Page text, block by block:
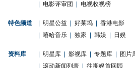
电影评审团 电视收视榜
特色频道 明星公益 好莱坞
香港电影
嘻哈音乐 独家 韩娱 日娱
资料库 明星库 影视库 专题库
图片
滚动新闻列表 往期娱首回顾